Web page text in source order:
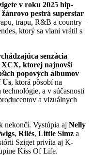
v roku 2025 hip-
pestrá superstar
trapu, R&B a country –
ktorý sa vlani vrátil s
senzácia
ktorej najnovší
popových albumov
Us, ktorá pôsobí na
a v súčasnosti
a vizuálnych
nekončí. Vystúpia aj Nelly
, Rilès, Little Simz a
Sziget privíta aj K-
Kiss Of Life.